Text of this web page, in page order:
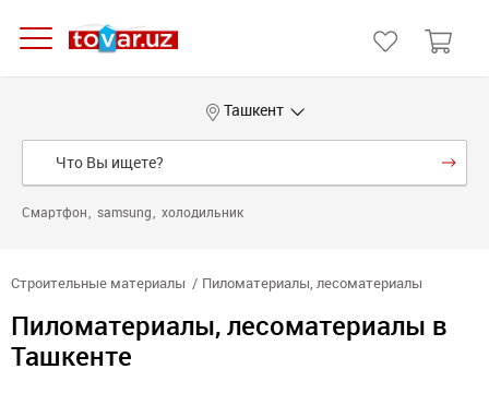
Ташкент
Смартфон samsung холодильник
Строительные материалы Пиломатериалы, лесоматериалы
Пиломатериалы, лесоматериалы в
Ташкенте